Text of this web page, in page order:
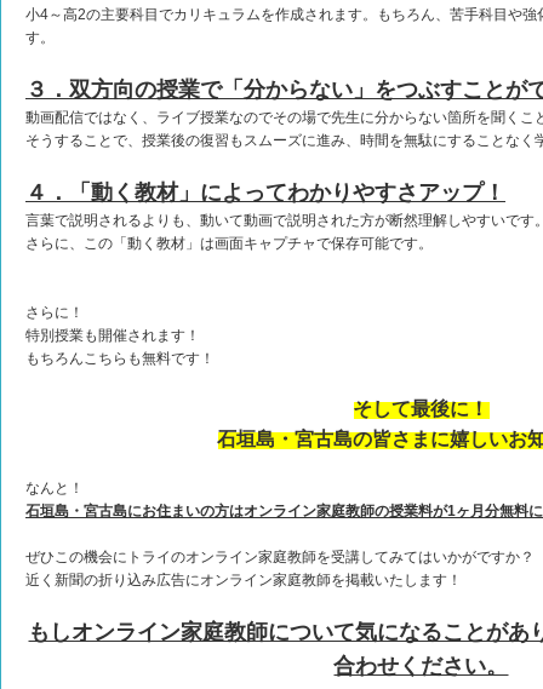
小4～高2の主要科目でカリキュラムを作成されます。もちろん、苦手科目や
す。
３．双方向の授業で「分からない」をつぶすことが
動画配信ではなく、ライブ授業なのでその場で先生に分からない箇所を聞くこ
そうすることで、授業後の復習もスムーズに進み、時間を無駄にすることなく
４．「動く教材」によってわかりやすさアップ！
言葉で説明されるよりも、動いて動画で説明された方が断然理解しやすいです
さらに、この「動く教材」は画面キャプチャで保存可能です。
さらに！
特別授業も開催されます！
もちろんこちらも無料です！
そして最後に！
石垣島・宮古島の皆さまに嬉しいお
なんと！
石垣島・宮古島にお住まいの方はオンライン家庭教師の授業料が1ヶ月分無料
ぜひこの機会にトライのオンライン家庭教師を受講してみてはいかがですか？
近く新聞の折り込み広告にオンライン家庭教師を掲載いたします！
もしオンライン家庭教師について気になることがあ
合わせください。